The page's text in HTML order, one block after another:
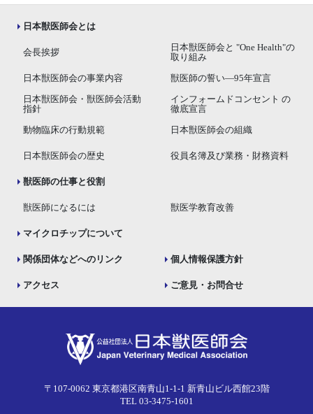
日本獣医師会とは
会長挨拶
日本獣医師会と "One Health"の
取り組み
日本獣医師会の事業内容 獣医師の誓い―95年宣言
日本獣医師会・獣医師会活動
指針
インフォームドコンセント の
徹底宣言
動物臨床の行動規範 日本獣医師会の組織
日本獣医師会の歴史 役員名簿及び業務・財務資料
獣医師の仕事と役割
獣医師になるには 獣医学教育改善
マイクロチップについて
関係団体などへのリンク 個人情報保護方針
アクセス ご意見・お問合せ
〒107-0062 東京都港区南青山1-1-1 新青山ビル西館23階
TEL 03-3475-1601